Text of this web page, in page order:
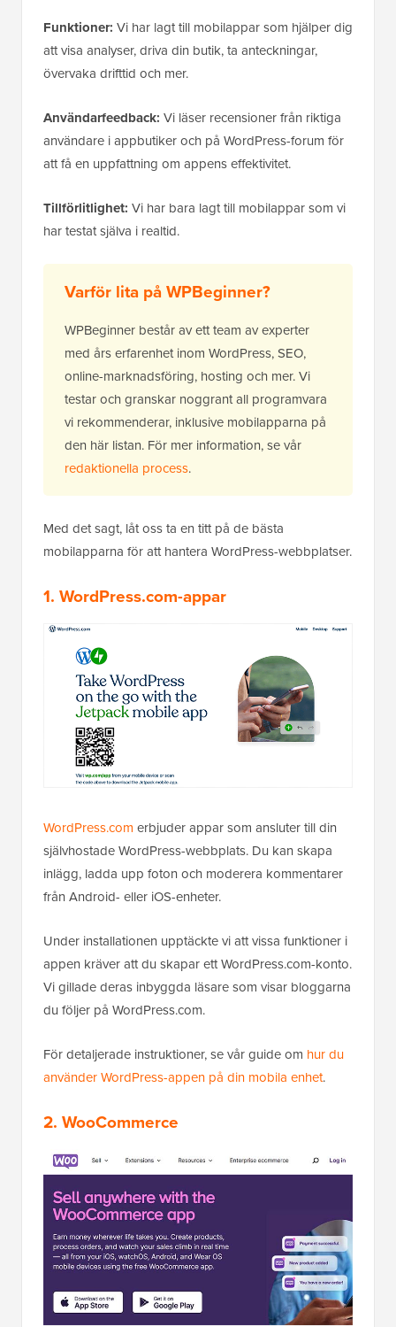
Funktioner: Vi har lagt till mobilappar som hjälper dig
att visa analyser, driva din butik, ta anteckningar,
övervaka drifttid och mer.
Användarfeedback: Vi läser recensioner från riktiga
användare i appbutiker och på WordPress-forum för
att få en uppfattning om appens effektivitet.
Tillförlitlighet: Vi har bara lagt till mobilappar som vi
har testat själva i realtid.
Varför lita på WPBeginner?
WPBeginner består av ett team av experter
med års erfarenhet inom WordPress, SEO,
online-marknadsföring, hosting och mer. Vi
testar och granskar noggrant all programvara
vi rekommenderar, inklusive mobilapparna på
den här listan. För mer information, se vår
redaktionella process.
Med det sagt, låt oss ta en titt på de bästa
mobilapparna för att hantera WordPress-webbplatser.
1. WordPress.com-appar
WordPress.com erbjuder appar som ansluter till din
självhostade WordPress-webbplats. Du kan skapa
inlägg, ladda upp foton och moderera kommentarer
från Android- eller iOS-enheter.
Under installationen upptäckte vi att vissa funktioner i
appen kräver att du skapar ett WordPress.com-konto.
Vi gillade deras inbyggda läsare som visar bloggarna
du följer på WordPress.com.
För detaljerade instruktioner, se vår guide om hur du
använder WordPress-appen på din mobila enhet.
2. WooCommerce